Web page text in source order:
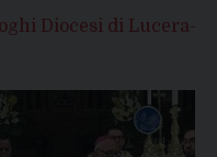
Diocesi di Lucera-